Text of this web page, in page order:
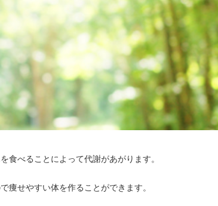
食べることによって代謝があがります。
痩せやすい体を作ることができます。